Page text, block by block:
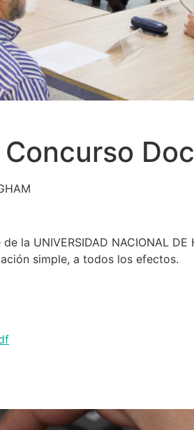
la UNIVERSIDAD NACIONAL
simple, a todos los efectos.